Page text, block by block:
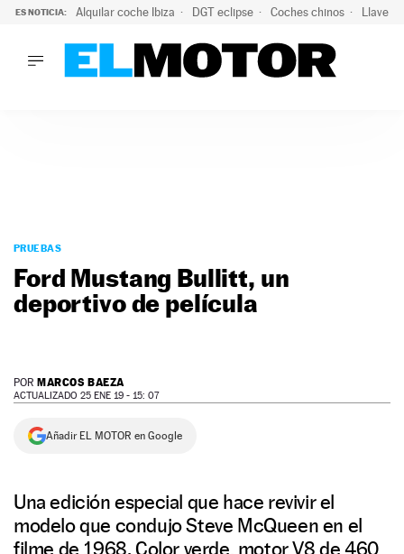
ES NOTICIA: Alquilar coche Ibiza DGT eclipse Coches chinos Llaves
PODCAST
MOTOS
TECNOLOGÍA
SUPERCOCHES
SERVICIOS
NEWSLETTER
PRUEBAS
Ford Mustang Bullitt, un
deportivo de película
POR MARCOS BAEZA
ACTUALIZADO 25 ENE 19 - 15: 07
Añadir EL MOTOR en Google
Una edición especial que hace revivir el
modelo que condujo Steve McQueen en el
filme de 1968. Color verde, motor V8 de 460